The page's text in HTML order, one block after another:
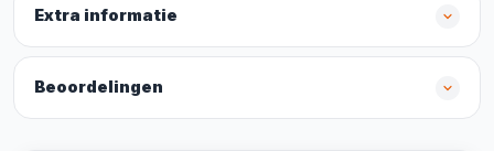
Extra informatie
Beoordelingen